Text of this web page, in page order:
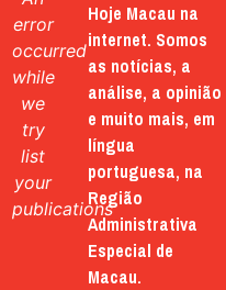
error
occurred
while
we
try
list
your
publications
Hoje Macau na
internet. Somos
as notícias, a
análise, a opinião
e muito mais, em
língua
portuguesa, na
Região
Administrativa
Especial de
Macau.